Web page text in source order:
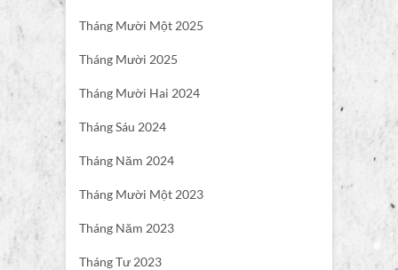
Tháng Mười Một 2025
Tháng Mười 2025
Tháng Mười Hai 2024
Tháng Sáu 2024
Tháng Năm 2024
Tháng Mười Một 2023
Tháng Năm 2023
Tháng Tư 2023